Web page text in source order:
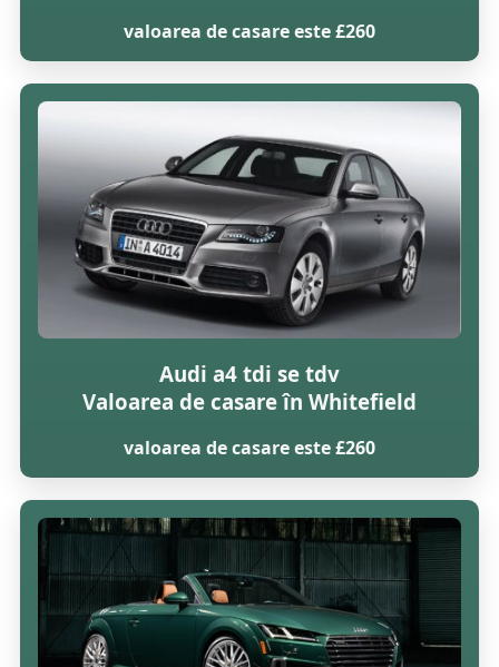
valoarea de casare este £260
Audi a4 tdi se tdv
Valoarea de casare în Whitefield
valoarea de casare este £260